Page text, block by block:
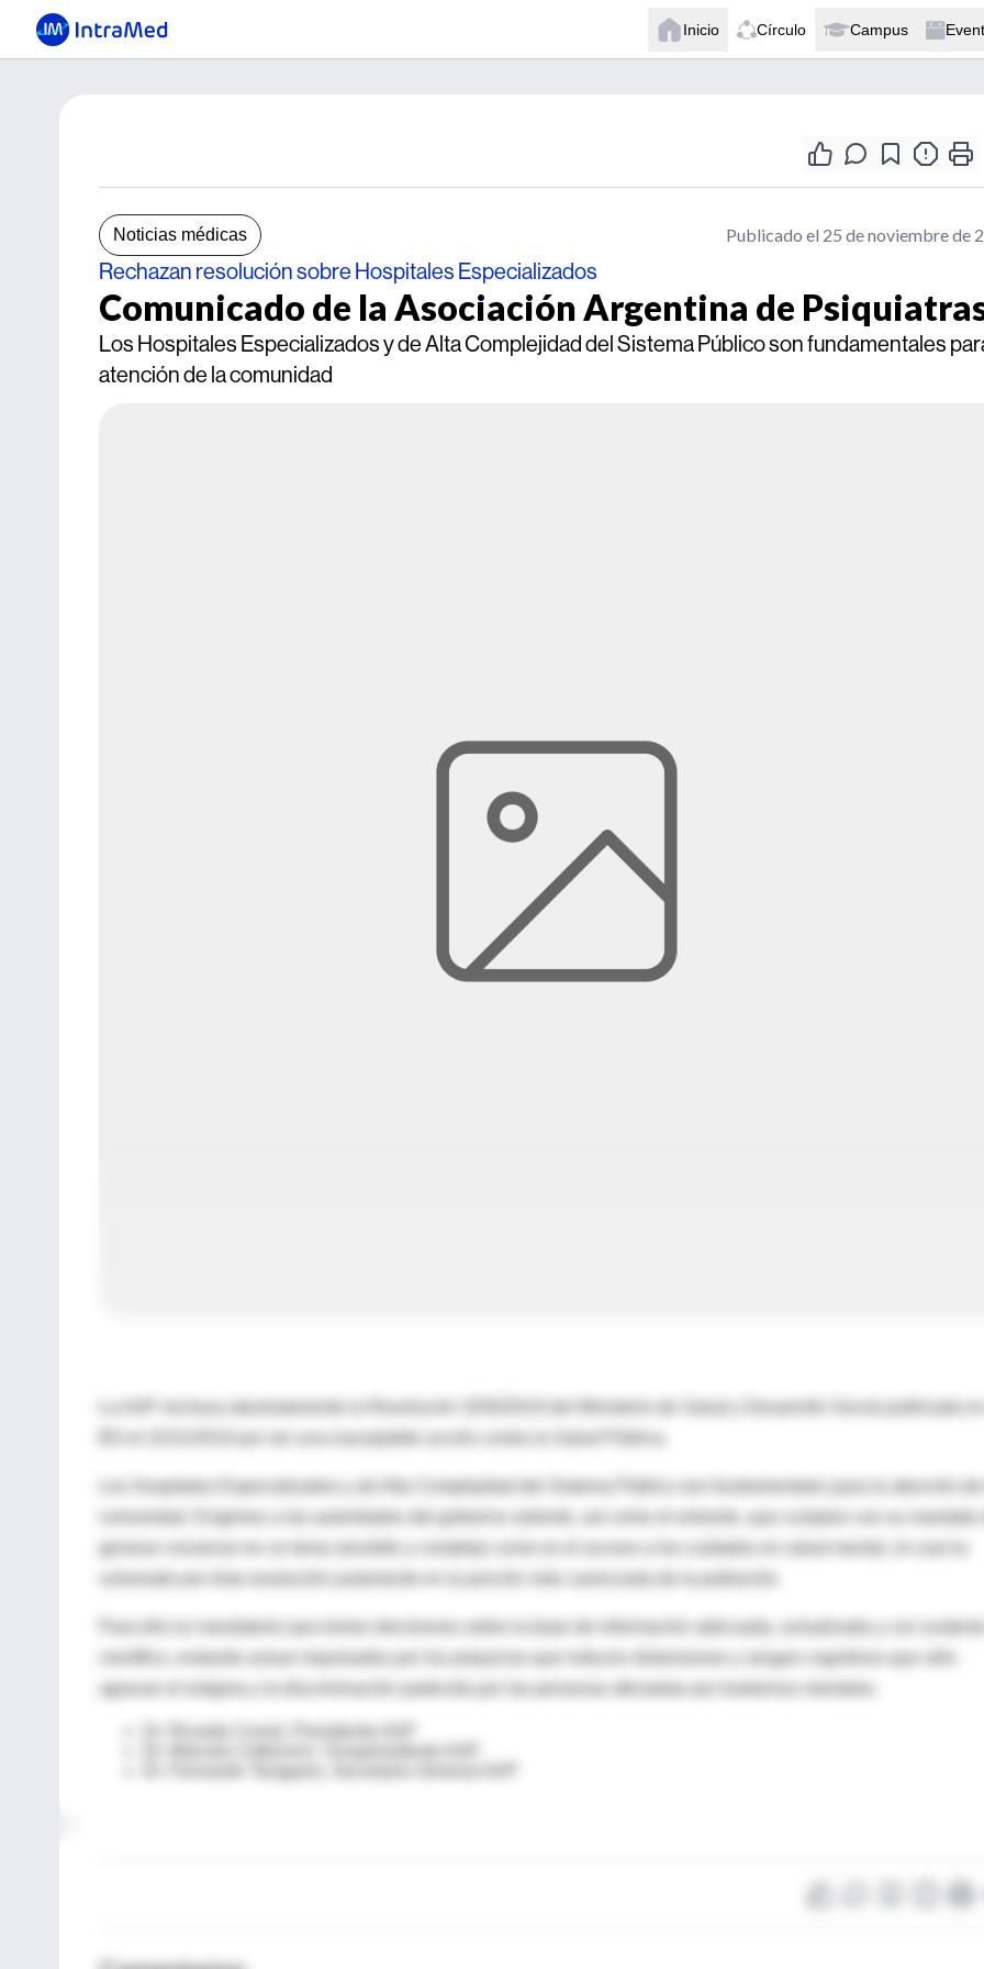
Inicio Círculo Campus
Noticias médicas Publicado el 25 de noviembre de
Rechazan resolución sobre Hospitales Especializados
Comunicado de la Asociación Argentina de
Los Hospitales Especializados y de Alta Complejidad del Sistema Público son fundamentales
atención de la comunidad
comunidad. Exigimos a las autoridades del gobierno saliente, así como el entrante, que cumplan con su mandato
generar consenso en un tema sensible y complejo como es el acceso a los cuidados en salud mental, el cual es
científico, evitando actuar impulsados por los prejuicios que inducen distorsiones y sesgos cognitivos que sólo
agravan el estigma y la discriminación padecida por las personas afectadas por trastornos mentales.